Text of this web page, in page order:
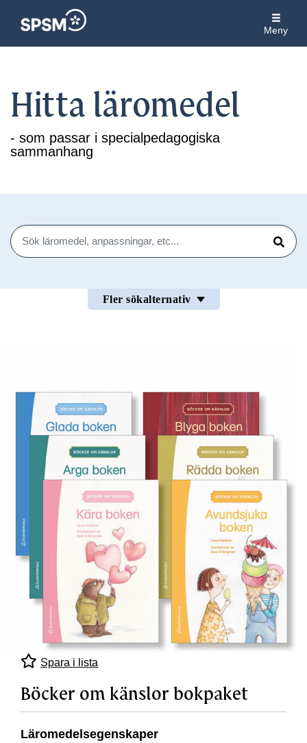
Meny
Hitta läromedel
- som passar i specialpedagogiska
sammanhang
Sök
Sök
Fler sökalternativ
Spara i lista
Böcker om känslor bokpaket
Läromedelsegenskaper